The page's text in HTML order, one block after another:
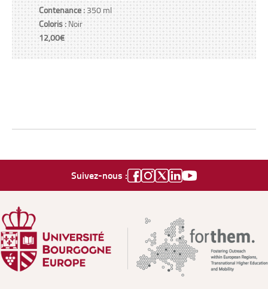
Contenance : 350 ml
Coloris :Noir
12,00€
Suivez-nous :